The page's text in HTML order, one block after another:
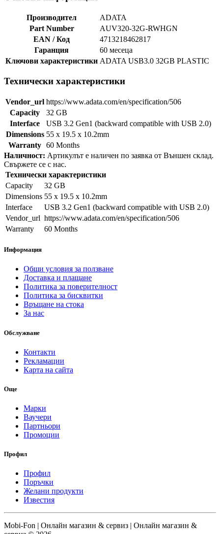
Производител
ADATA
Part Number
AUV320-32G-RWHGN
EAN / Код
4713218462817
Гаранция
60 месеца
Ключови характеристики ADATA USB3.0 32GB PLASTIC
Технически характеристики
Vendor_url https://www.adata.com/en/specification/506
Capacity
32 GB
Interface
USB 3.2 Gen1 (backward compatible with USB 2.0)
Dimensions 55 x 19.5 x 10.2mm
Warranty 60 Months
Наличност: Артикулът е наличен по заявка от Външен склад.
Свържете се с нас.
Технически характеристики
Capacity
32 GB
Dimensions 55 x 19.5 x 10.2mm
Interface
USB 3.2 Gen1 (backward compatible with USB 2.0)
Vendor_url https://www.adata.com/en/specification/506
Warranty
60 Months
Информация
Общи условия за ползване
Доставка и плащане
Политика за поверителност
Политика за бисквитки
Връщане на стока
За нас
Обслужване
Контакти
Рекламации
Карта на сайта
Още
Марки
Ваучери
Партньори
Промоции
Профил
Профил
Поръчки
Желани продукти
Известия
Mobi-Fon | Онлайн магазин & сервиз | Онлайн магазин &